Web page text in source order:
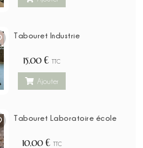
Tabouret Industrie
15,00 € TTC
Ajouter
Tabouret Laboratoire école
10,00 € TTC